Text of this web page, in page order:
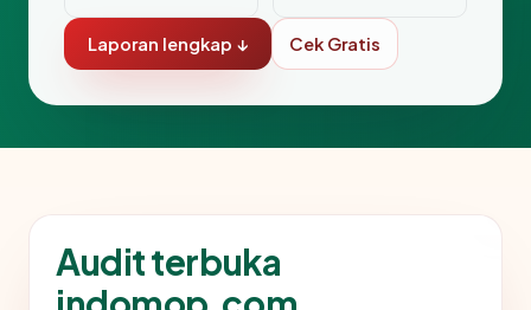
Laporan lengkap ↓ Cek Gratis
Audit terbuka